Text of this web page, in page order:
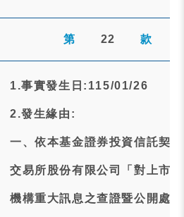
第 22 款
1.事實發生日:115/01/26
2.發生緣由:
一、依本基金證券投資信託契
交易所股份有限公司「對上市
機構重大訊息之查證暨公開處